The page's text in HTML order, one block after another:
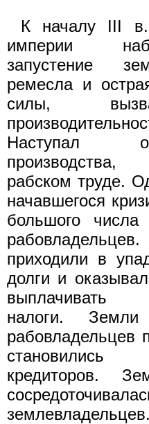
К началу III
империи
запустение
ремесла и
силы,
Наступал
рабском труде.
начавшегося
большого
приходили в
долги и
выплачивать
налоги.
рабовладельцев
становились
кредиторов.
землевладельцев.